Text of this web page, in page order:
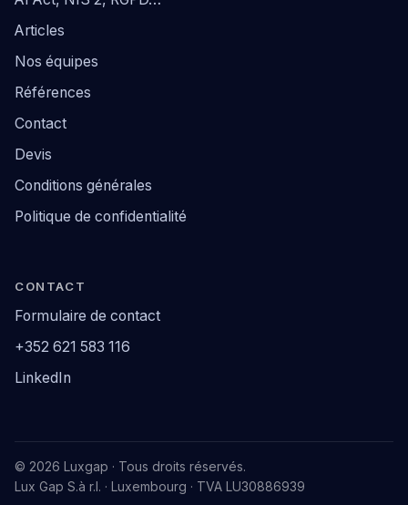
Articles
Nos équipes
Références
Contact
Devis
Conditions générales
Politique de confidentialité
CONTACT
Formulaire de contact
+352 621 583 116
LinkedIn
© 2026 Luxgap · Tous droits réservés.
Lux Gap S.à r.l. · Luxembourg · TVA LU30886939